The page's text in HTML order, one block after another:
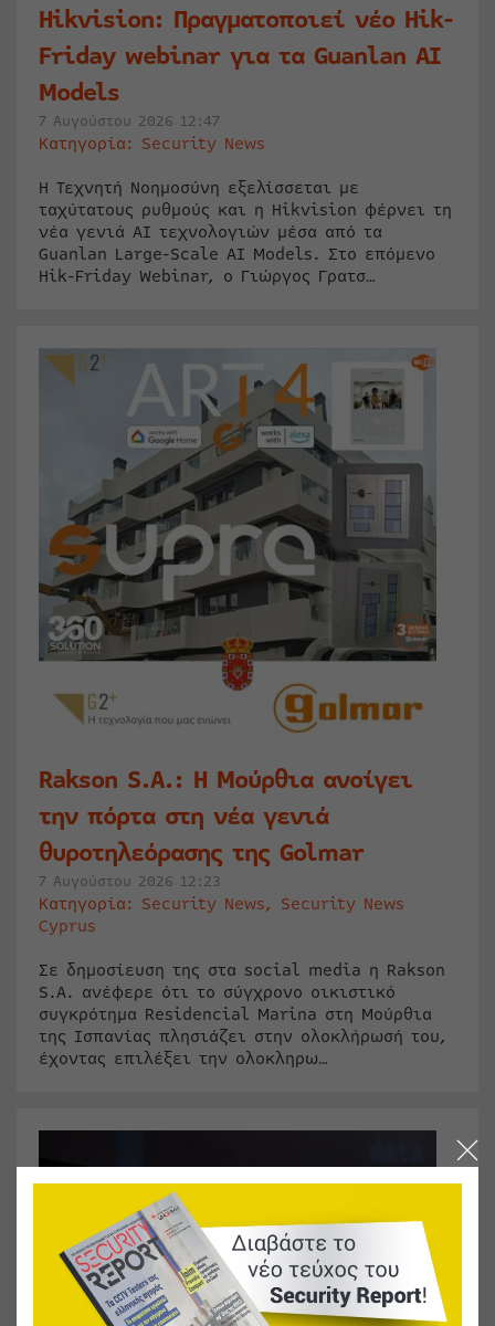
Hikvision: Πραγματοποιεί νέο Hik-
Friday webinar για τα Guanlan AI
Models
7 Αυγούστου 2026 12:47
Κατηγορία: Security News
Η Τεχνητή Νοημοσύνη εξελίσσεται με
ταχύτατους ρυθμούς και η Hikvision φέρνει τη
νέα γενιά AI τεχνολογιών μέσα από τα
Guanlan Large-Scale AI Models. Στο επόμενο
Hik-Friday Webinar, ο Γιώργος Γρατσ…
Rakson S.A.: Η Μούρθια ανοίγει
την πόρτα στη νέα γενιά
θυροτηλεόρασης της Golmar
7 Αυγούστου 2026 12:23
Κατηγορία: Security News, Security News
Cyprus
Σε δημοσίευση της στα social media η Rakson
S.A. ανέφερε ότι το σύγχρονο οικιστικό
συγκρότημα Residencial Marina στη Μούρθια
της Ισπανίας πλησιάζει στην ολοκλήρωσή του,
έχοντας επιλέξει την ολοκληρω…